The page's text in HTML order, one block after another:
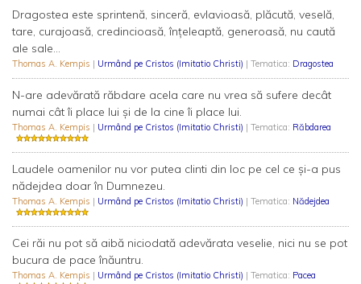
Dragostea este sprintenă, sinceră, evlavioasă, plăcută, veselă,
tare, curajoasă, credincioasă, înţeleaptă, generoasă, nu caută
ale sale...
Thomas A. Kempis | Urmând pe Cristos (Imitatio Christi) | Tematica: Dragostea
N-are adevărată răbdare acela care nu vrea să sufere decât
numai cât îi place lui şi de la cine îi place lui.
Thomas A. Kempis | Urmând pe Cristos (Imitatio Christi) | Tematica: Răbdarea
Laudele oamenilor nu vor putea clinti din loc pe cel ce şi-a pus
nădejdea doar în Dumnezeu.
Thomas A. Kempis | Urmând pe Cristos (Imitatio Christi) | Tematica: Nădejdea
Cei răi nu pot să aibă niciodată adevărata veselie, nici nu se pot
bucura de pace înăuntru.
Thomas A. Kempis | Urmând pe Cristos (Imitatio Christi) | Tematica: Pacea